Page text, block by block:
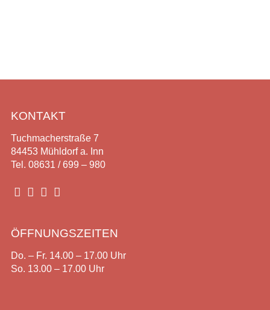
KONTAKT
Tuchmacherstraße 7
84453 Mühldorf a. Inn
Tel. 08631 / 699 – 980
   
ÖFFNUNGSZEITEN
Do. – Fr. 14.00 – 17.00 Uhr
So. 13.00 – 17.00 Uhr